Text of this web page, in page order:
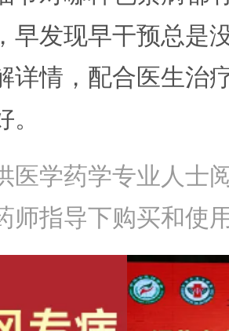
早发现早干预总是
详情，配合医生治
医学药学专业人士
师指导下购买和使